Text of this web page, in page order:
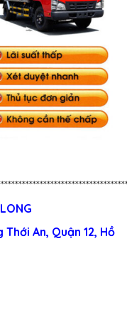
An, Quận 12, Hồ